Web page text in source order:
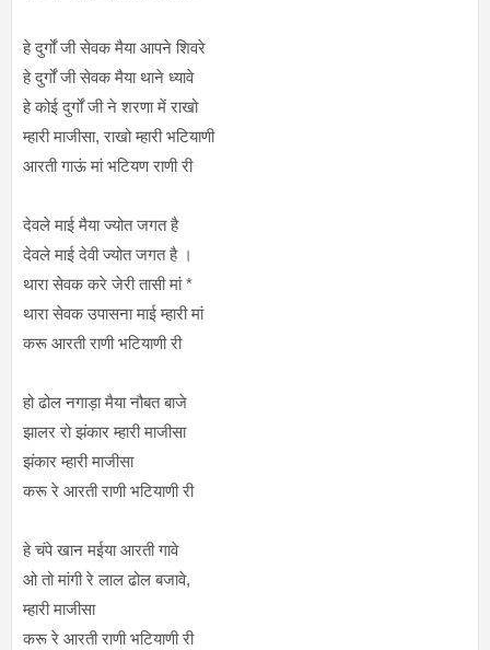
हे दुर्गों जी सेवक मैया आपने शिवरे
हे दुर्गों जी सेवक मैया थाने ध्यावे
हे कोई दुर्गों जी ने शरणा में राखो
म्हारी माजीसा, राखो म्हारी भटियाणी
आरती गाऊं मां भटियण राणी री
देवले माई मैया ज्योत जगत है
देवले माई देवी ज्योत जगत है ।
थारा सेवक करे जेरी तासी मां *
थारा सेवक उपासना माई म्हारी मां
करू आरती राणी भटियाणी री
हो ढोल नगाड़ा मैया नौबत बाजे
झालर रो झंकार म्हारी माजीसा
झंकार म्हारी माजीसा
करू रे आरती राणी भटियाणी री
हे चंपे खान मईया आरती गावे
ओ तो मांगी रे लाल ढोल बजावे,
म्हारी माजीसा
करू रे आरती राणी भटियाणी री